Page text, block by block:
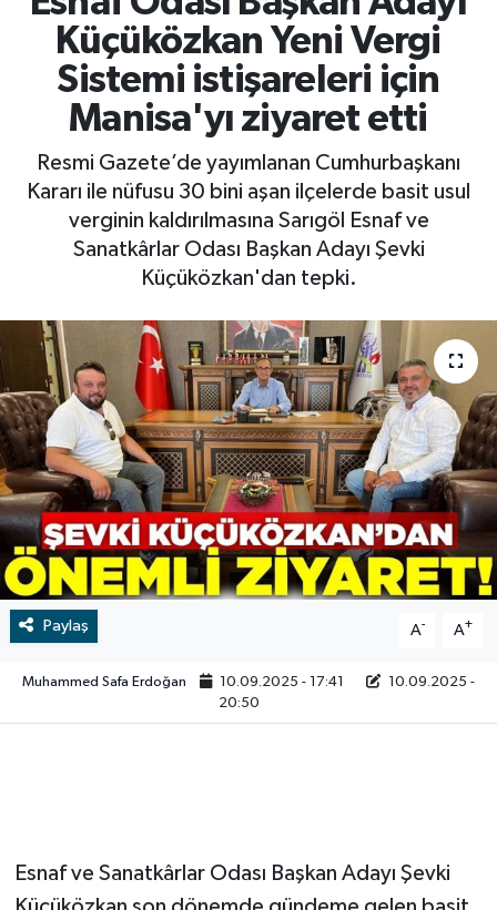
Küçüközkan Yeni Vergi
Sistemi istişareleri için
Manisa'yı ziyaret etti
Resmi Gazete’de yayımlanan Cumhurbaşkanı
Kararı ile nüfusu 30 bini aşan ilçelerde basit usul
verginin kaldırılmasına Sarıgöl Esnaf ve
Sanatkârlar Odası Başkan Adayı Şevki
Küçüközkan'dan tepki.
Paylaş A- A+
Muhammed Safa Erdoğan 10.09.2025 - 17:41
10.09.2025 -
20:50
Esnaf ve Sanatkârlar Odası Başkan Adayı Şevki
RESMİ İLAN
BİLİM VE TEKNOLOJİ
RESMİ İLAN
Yaşam
Tarih
Çevre
İletişim
Künye
SPOR
Vefat
Video